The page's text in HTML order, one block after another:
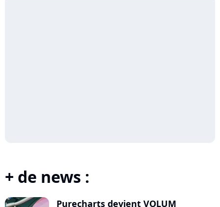
+ de news :
Purecharts devient VOLUM